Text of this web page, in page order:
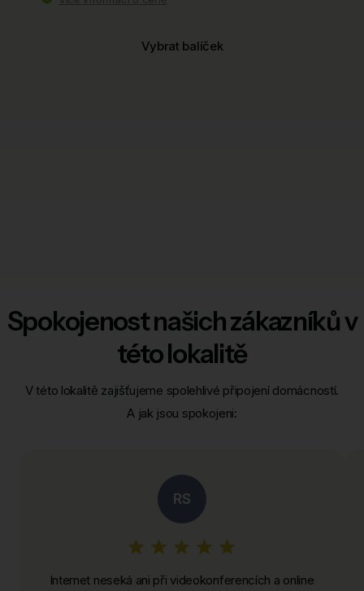
Vybrat balíček
Spokojenost našich zákazníků v
této lokalitě
V této lokalitě zajišťujeme spolehlivé připojení domácností.
A jak jsou spokojeni:
RS
Internet neseká ani při videokonferencích a online